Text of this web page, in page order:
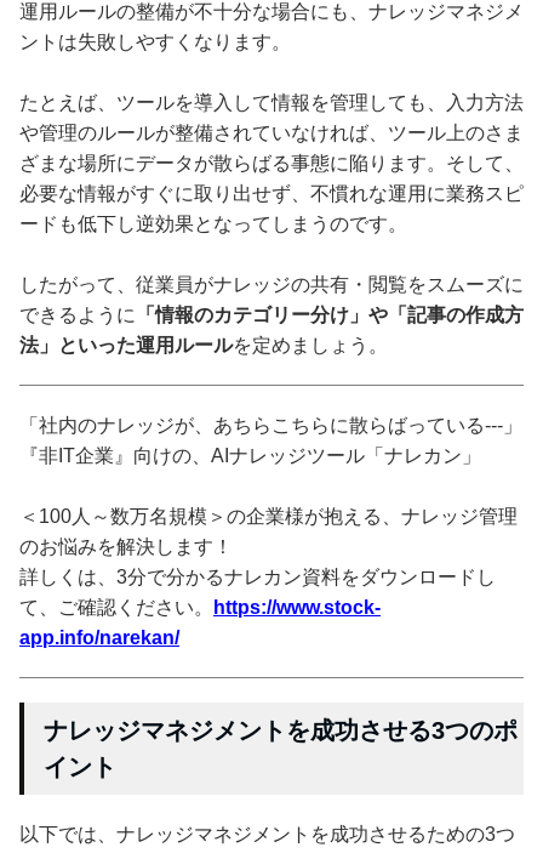
運用ルールの整備が不十分な場合にも、ナレッジマネジメ
ントは失敗しやすくなります。
たとえば、ツールを導入して情報を管理しても、入力方法
や管理のルールが整備されていなければ、ツール上のさま
ざまな場所にデータが散らばる事態に陥ります。そして、
必要な情報がすぐに取り出せず、不慣れな運用に業務スピ
ードも低下し逆効果となってしまうのです。
したがって、従業員がナレッジの共有・閲覧をスムーズに
できるように
「情報のカテゴリー分け」や「記事の作成方
法」といった運用ルールを定めましょう。
「社内のナレッジが、あちらこちらに散らばっている---」
『非IT企業』向けの、AIナレッジツール「ナレカン」
＜100人～数万名規模＞の企業様が抱える、ナレッジ管理
のお悩みを解決します！
詳しくは、3分で分かるナレカン資料をダウンロードし
て、ご確認ください。
https://www.stock-
app.info/narekan/
ナレッジマネジメントを成功させる3つのポ
イント
以下では、ナレッジマネジメントを成功させるための3つ